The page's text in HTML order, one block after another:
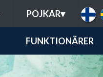
POJKAR▾
FUNKTIONÄRER